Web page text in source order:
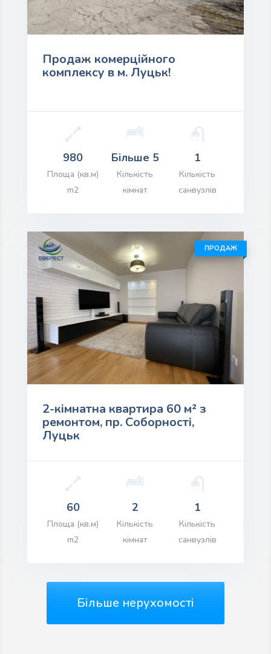
$280,000.00
Продаж комерційного
комплексу в м. Луцьк!
980
Площа (кв.м)
m2
Більше 5
Кількість
кімнат
1
Кількість
санвузлів
ПРОДАЖ
$99,000.00
2-кімнатна квартира 60 м² з
ремонтом, пр. Соборності,
Луцьк
60
Площа (кв.м)
m2
2
Кількість
кімнат
1
Кількість
санвузлів
Більше нерухомості